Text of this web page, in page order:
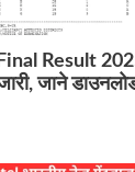
Result
जाने